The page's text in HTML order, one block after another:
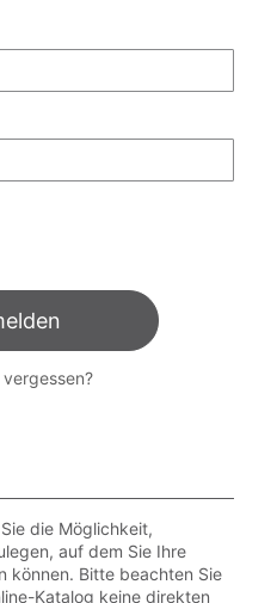
die Möglichkeit,
auf dem Sie Ihre
können. Bitte beachten Sie
Katalog keine direkten